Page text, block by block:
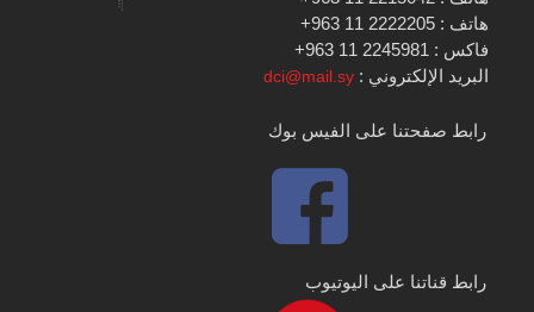
هاتف : 2222205 11 963+
فاكس : 2245981 11 963+
البريد الإلكتروني :dci@mail.sy
رابط صفحتنا على الفيس بوك
رابط قناتنا على اليوتيوب